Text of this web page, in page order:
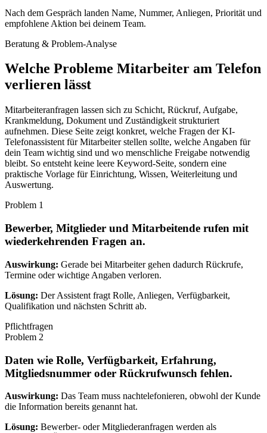
Nach dem Gespräch landen Name, Nummer, Anliegen, Priorität und
empfohlene Aktion bei deinem Team.
Beratung & Problem-Analyse
Welche Probleme Mitarbeiter am Telefon
verlieren lässt
Mitarbeiteranfragen lassen sich zu Schicht, Rückruf, Aufgabe,
Krankmeldung, Dokument und Zuständigkeit strukturiert
aufnehmen. Diese Seite zeigt konkret, welche Fragen der KI-
Telefonassistent für Mitarbeiter stellen sollte, welche Angaben für
dein Team wichtig sind und wo menschliche Freigabe notwendig
bleibt. So entsteht keine leere Keyword-Seite, sondern eine
praktische Vorlage für Einrichtung, Wissen, Weiterleitung und
Auswertung.
Problem 1
Bewerber, Mitglieder und Mitarbeitende rufen mit
wiederkehrenden Fragen an.
Auswirkung: Gerade bei Mitarbeiter gehen dadurch Rückrufe,
Termine oder wichtige Angaben verloren.
Lösung: Der Assistent fragt Rolle, Anliegen, Verfügbarkeit,
Qualifikation und nächsten Schritt ab.
Pflichtfragen
Problem 2
Daten wie Rolle, Verfügbarkeit, Erfahrung,
Mitgliedsnummer oder Rückrufwunsch fehlen.
Auswirkung: Das Team muss nachtelefonieren, obwohl der Kunde
die Information bereits genannt hat.
Lösung: Bewerber- oder Mitgliederanfragen werden als